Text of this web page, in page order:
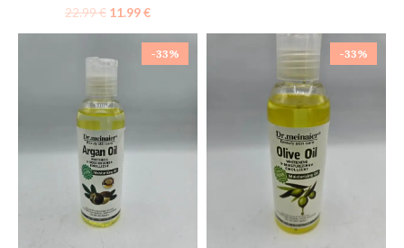
22.99€ 11.99€
-33% -33%